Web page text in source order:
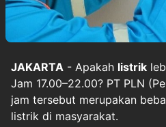
JAKARTA - Apakah listrik
Jam 17.00–22.00? PT PLN
jam tersebut merupakan
listrik di masyarakat.